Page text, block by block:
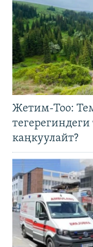
Жетим-Тоо:
каңкуулайт?